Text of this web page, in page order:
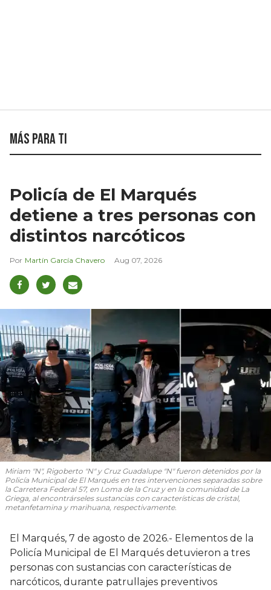
Más para ti
Policía de El Marqués
detiene a tres personas con
distintos narcóticos
Martín García Chavero Aug 07, 2026
Miriam "N", Rigoberto "N" y Cruz Guadalupe "N" fueron detenidos por la
Policía Municipal de El Marqués en tres intervenciones separadas sobre
la Carretera Federal 57, en Loma de la Cruz y en la comunidad de La
Griega, al encontrárseles sustancias con características de cristal,
metanfetamina y marihuana, respectivamente.
El Marqués, 7 de agosto de 2026.- Elementos de la
Policía Municipal de El Marqués detuvieron a tres
personas con sustancias con características de
narcóticos, durante patrullajes preventivos